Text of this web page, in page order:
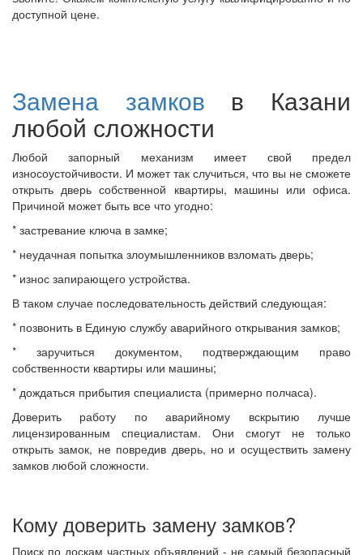
доступной цене.
Замена замков в Казани
любой сложности
Любой запорный механизм имеет свой предел
износоустойчивости. И может так случиться, что вы не сможете
открыть дверь собственной квартиры, машины или офиса.
Причиной может быть все что угодно:
* застревание ключа в замке;
* неудачная попытка злоумышленников взломать дверь;
* износ запирающего устройства.
В таком случае последовательность действий следующая:
* позвонить в Единую службу аварийного открывания замков;
* заручиться документом, подтверждающим право
собственности квартиры или машины;
* дождаться прибытия специалиста (примерно полчаса).
Доверить работу по аварийному вскрытию лучше
лицензированным специалистам. Они смогут не только
открыть замок, не повредив дверь, но и осуществить замену
замков любой сложности.
Кому доверить замену замков?
Поиск по доскам частных объявлений - не самый безопасный